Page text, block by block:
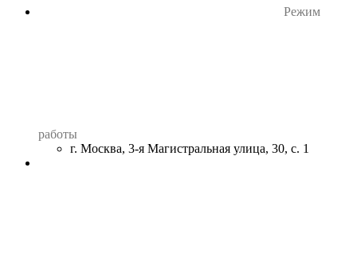
Режим
работы
г. Москва, 3-я Магистральная улица, 30, с. 1